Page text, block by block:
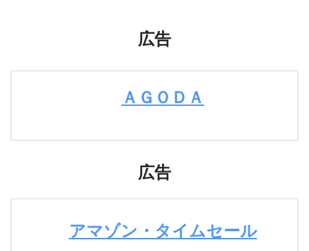
広告
ＡＧＯＤＡ
広告
アマゾン・タイムセール